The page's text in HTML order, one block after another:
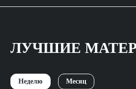
ЛУЧШИЕ
Неделю Месяц